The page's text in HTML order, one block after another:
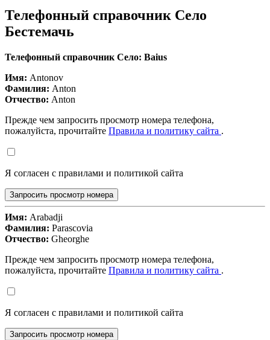
Телефонный справочник Село
Бестемачь
Телефонный справочник Село: Baius
Имя: Antonov
Фамилия: Anton
Отчество: Anton
Прежде чем запросить просмотр номера телефона,
пожалуйста, прочитайте Правила и политику сайта .
Я согласен с правилами и политикой сайта
Запросить просмотр номера
Имя: Arabadji
Фамилия: Parascovia
Отчество: Gheorghe
Прежде чем запросить просмотр номера телефона,
пожалуйста, прочитайте Правила и политику сайта .
Я согласен с правилами и политикой сайта
Запросить просмотр номера